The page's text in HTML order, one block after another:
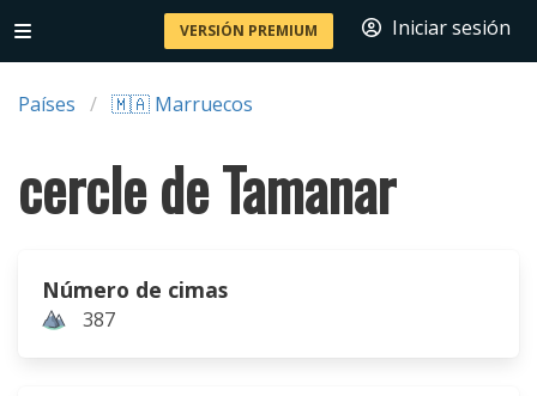
VERSIÓN PREMIUM Iniciar sesión
Países 🇲🇦 Marruecos
cercle de Tamanar
Número de cimas
387